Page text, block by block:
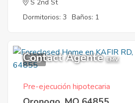
S 2nd St
Dormitorios: 3 Baños: 1
1
Contact Agente EMV
Pre-ejecución hipotecaria